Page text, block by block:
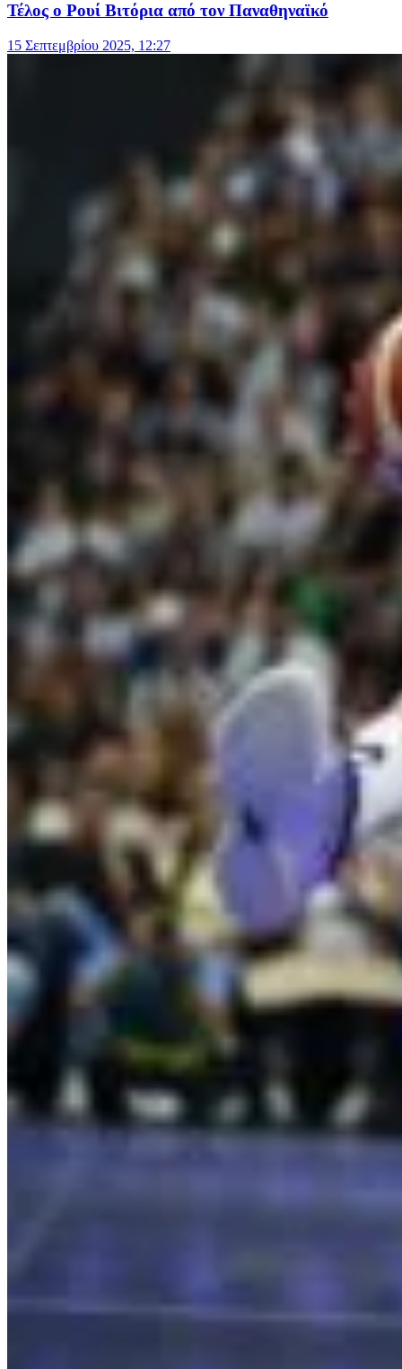
Τέλος ο Ρουί Βιτόρια από τον Παναθηναϊκό
15 Σεπτεμβρίου 2025, 12:27